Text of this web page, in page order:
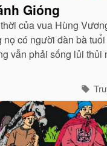
Gióng
của vua Hùng
nọ có người đàn bà
vẫn phải sống lủi thủi